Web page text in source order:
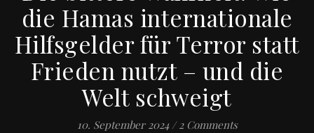
die Hamas internationale
Hilfsgelder für Terror statt
Frieden nutzt – und die
Welt schweigt
10. September 2024 / 2 Comments